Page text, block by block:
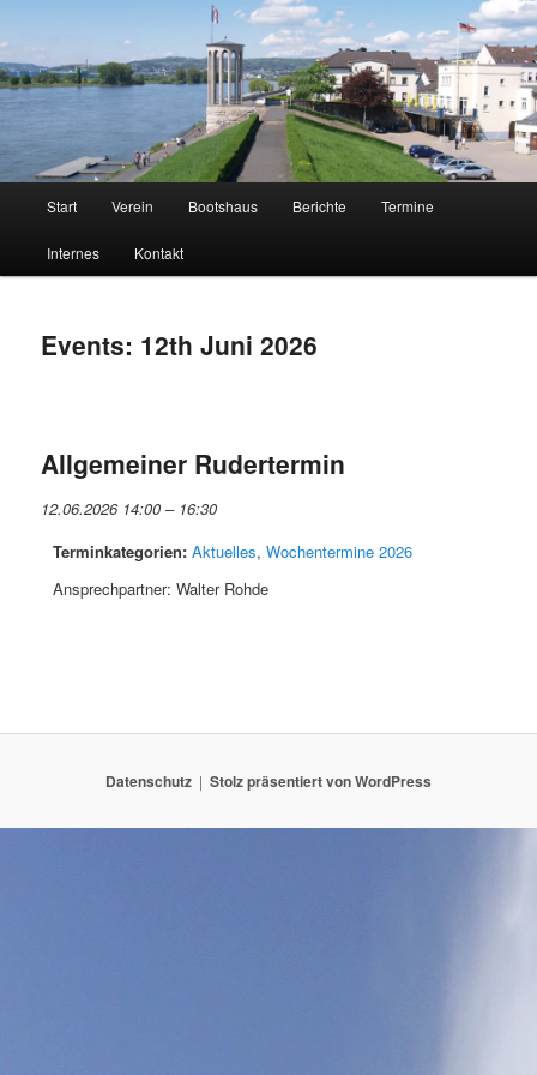
NRG
Neuwieder Ruder-Gesellschaft 1883 e.V.
Zum
Inhalt
Zum
sekundären
Start Verein Bootshaus Berichte Termine
Internes Kontakt
Events: 12th Juni 2026
Allgemeiner Rudertermin
12.06.2026 14:00 – 16:30
Terminkategorien: Aktuelles,Wochentermine 2026
Ansprechpartner: Walter Rohde
Datenschutz Stolz präsentiert von WordPress